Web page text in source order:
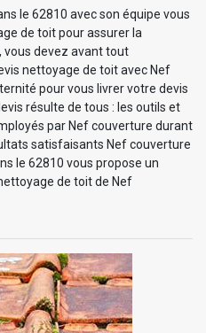
le 62810 avec son équipe vous
de toit pour assurer la
vous devez avant tout
nettoyage de toit avec Nef
pour vous livrer votre devis
résulte de tous : les outils et
par Nef couverture durant
satisfaisants Nef couverture
le 62810 vous propose un
de toit de Nef